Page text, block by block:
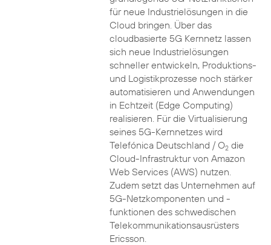
für neue Industrielösungen in die
Cloud bringen. Über das
cloudbasierte 5G Kernnetz lassen
sich neue Industrielösungen
schneller entwickeln, Produktions-
und Logistikprozesse noch stärker
automatisieren und Anwendungen
in Echtzeit (Edge Computing)
realisieren. Für die Virtualisierung
seines 5G-Kernnetzes wird
Telefónica Deutschland / O2die
Cloud-Infrastruktur von Amazon
Web Services (AWS) nutzen.
Zudem setzt das Unternehmen auf
5G-Netzkomponenten und -
funktionen des schwedischen
Telekommunikationsausrüsters
Ericsson.